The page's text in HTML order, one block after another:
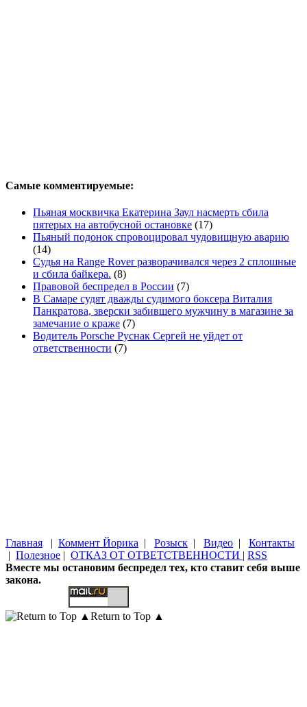
Самые комментируемые:
Пьяная москвичка Екатерина Заул насмерть сбила
пятерых на автобусной остановке (17)
Пьяный подонок спровоцировал чудовищную аварию
(14)
Судья на Range Rover разворачивался через 2 сплошные
и сбила байкера. (8)
Правовой беспредел в России (7)
В Самаре судят дважды судимого боксера Виталия
Панкратова, зверски забившего мужчину в магазине за
замечание о краже (7)
Водитель Porsche Руснак Сергей не уйдет от
ответственности (7)
Главная | Коммент Йорика | Розыск | Видео | Контакты
| Полезное | ОТКАЗ ОТ ОТВЕТСТВЕННОСТИ | RSS
Вместе мы остановим беспредел тех, кто ставит себя выше
закона.
Return to Top ▲